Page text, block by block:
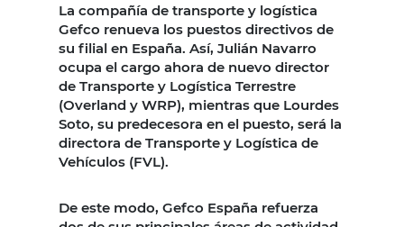
La compañía de transporte y logística
Gefco renueva los puestos directivos de
su filial en España. Así, Julián Navarro
ocupa el cargo ahora de nuevo director
de Transporte y Logística Terrestre
(Overland y WRP), mientras que Lourdes
Soto, su predecesora en el puesto, será la
directora de Transporte y Logística de
Vehículos (FVL).
De este modo, Gefco España refuerza